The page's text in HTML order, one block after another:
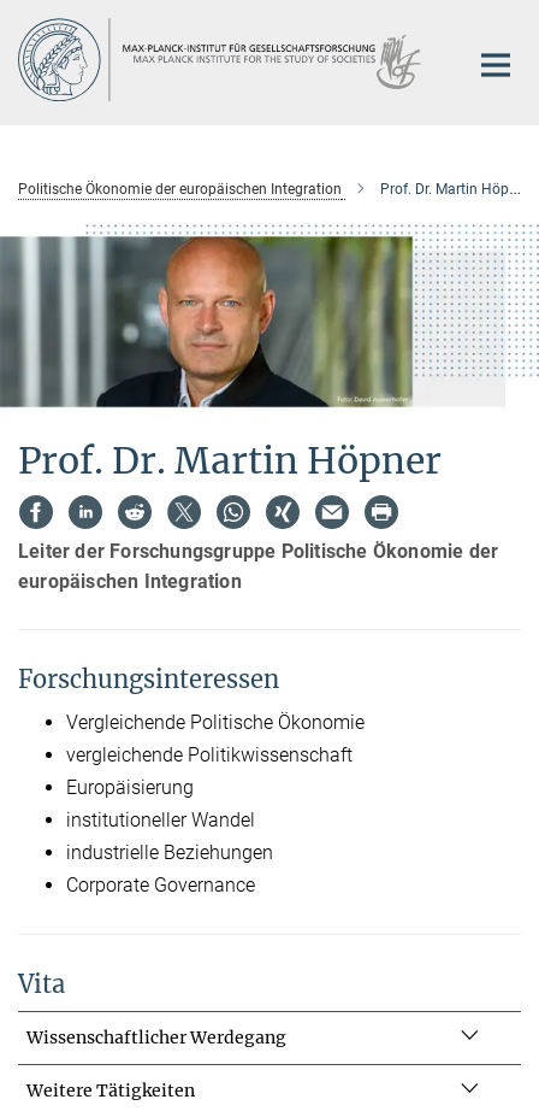
Hauptinhalt
Politische Ökonomie der europäischen Integration Prof. Dr. Martin Höpner
Prof. Dr. Martin Höpner
Leiter der Forschungsgruppe Politische Ökonomie der
europäischen Integration
Forschungsinteressen
Vergleichende Politische Ökonomie
vergleichende Politikwissenschaft
Europäisierung
institutioneller Wandel
industrielle Beziehungen
Corporate Governance
Vita
Wissenschaftlicher Werdegang
Weitere Tätigkeiten